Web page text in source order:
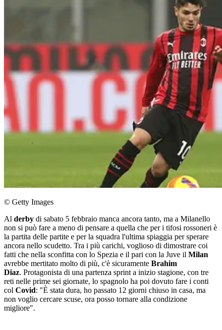
© Getty Images
Al derby di sabato 5 febbraio manca ancora tanto, ma a Milanello
non si può fare a meno di pensare a quella che per i tifosi rossoneri è
la partita delle partite e per la squadra l'ultima spiaggia per sperare
ancora nello scudetto. Tra i più carichi, voglioso di dimostrare coi
fatti che nella sconfitta con lo Spezia e il pari con la Juve il Milan
avrebbe mertitato molto di più, c'è sicuramente Brahim
Diaz. Protagonista di una partenza sprint a inizio stagione, con tre
reti nelle prime sei giornate, lo spagnolo ha poi dovuto fare i conti
col Covid: "È stata dura, ho passato 12 giorni chiuso in casa, ma
non voglio cercare scuse, ora posso tornare alla condizione
migliore".